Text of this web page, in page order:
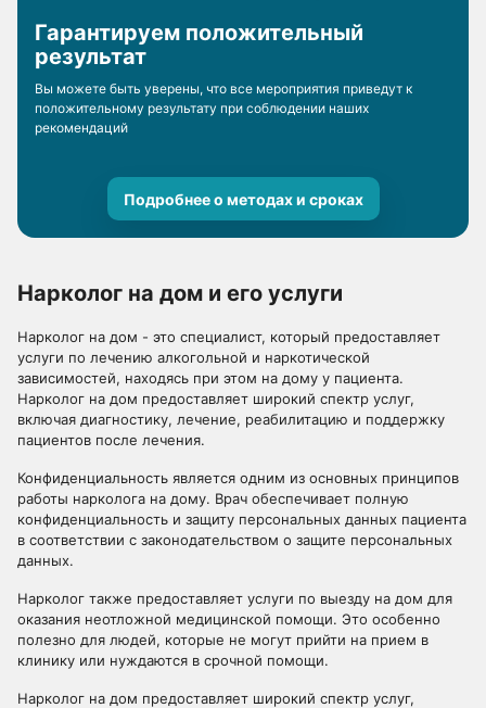
Гарантируем положительный
результат
Вы можете быть уверены, что все мероприятия приведут к
положительному результату при соблюдении наших
рекомендаций
Подробнее о методах и сроках
Нарколог на дом и его услуги
Нарколог на дом - это специалист, который предоставляет
услуги по лечению алкогольной и наркотической
зависимостей, находясь при этом на дому у пациента.
Нарколог на дом предоставляет широкий спектр услуг,
включая диагностику, лечение, реабилитацию и поддержку
пациентов после лечения.
Конфиденциальность является одним из основных принципов
работы нарколога на дому. Врач обеспечивает полную
конфиденциальность и защиту персональных данных пациента
в соответствии с законодательством о защите персональных
данных.
Нарколог также предоставляет услуги по выезду на дом для
оказания неотложной медицинской помощи. Это особенно
полезно для людей, которые не могут прийти на прием в
клинику или нуждаются в срочной помощи.
Нарколог на дом предоставляет широкий спектр услуг,